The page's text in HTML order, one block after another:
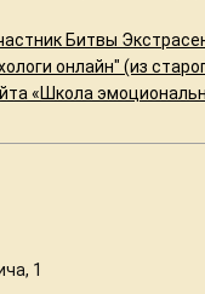
Битвы
онлайн" (из
«Школа
1